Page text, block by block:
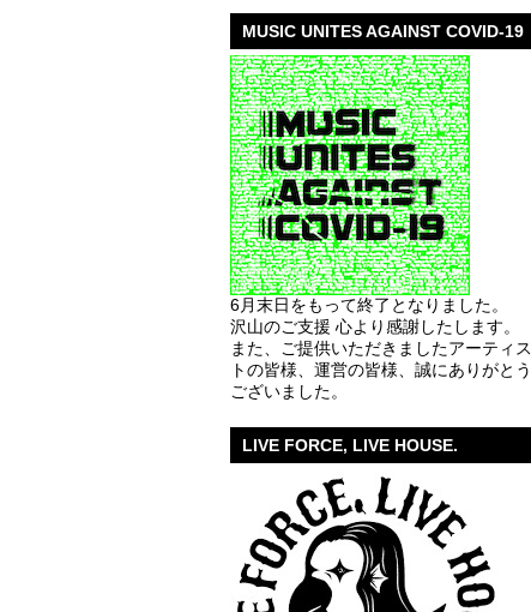
MUSIC UNITES AGAINST COVID-19
6月末日をもって終了となりました。
沢山のご支援 心より感謝したします。
また、ご提供いただきましたアーティス
トの皆様、運営の皆様、誠にありがとう
ございました。
LIVE FORCE, LIVE HOUSE.